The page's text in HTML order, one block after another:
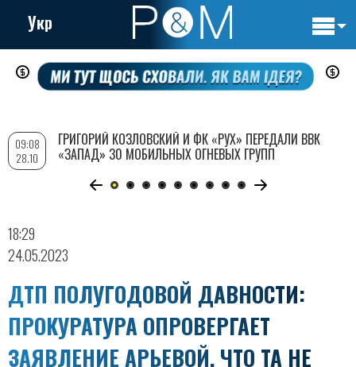
Перейти
содержанию
Укр
18:29
24.05.2023
ДТП ПОЛУГОДОВОЙ ДАВНОСТИ:
ПРОКУРАТУРА ОПРОВЕРГАЕТ
ЗАЯВЛЕНИЕ АРЬЕВОЙ, ЧТО ТА НЕ
09:08
28.10
ГРИГОРИЙ КОЗЛОВСКИЙ И ФК «РУХ» ПЕРЕДАЛИ ВВК
«ЗАПАД» 30 МОБИЛЬНЫХ ОГНЕВЫХ ГРУПП